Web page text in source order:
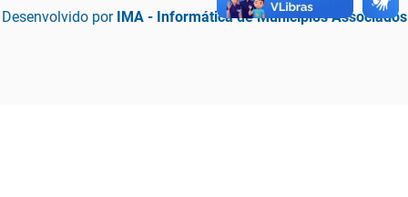
Desenvolvido por IMA - Informática de Municípios Associados